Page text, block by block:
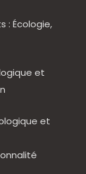
: Écologie,
et
et